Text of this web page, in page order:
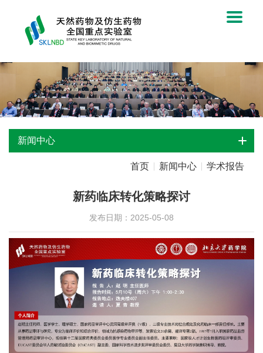
新闻中心
首页 新闻中心 学术报告
新药临床转化策略探讨
发布日期：2025-05-08